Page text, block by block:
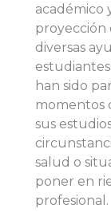
académico
proyección
diversas
han sido
momentos
sus
salud o
poner en
profesional.